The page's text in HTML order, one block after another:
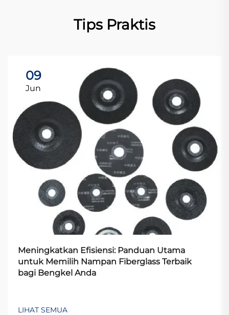
Tips Praktis
09
Jun
Meningkatkan Efisiensi: Panduan Utama
untuk Memilih Nampan Fiberglass Terbaik
bagi Bengkel Anda
LIHAT SEMUA